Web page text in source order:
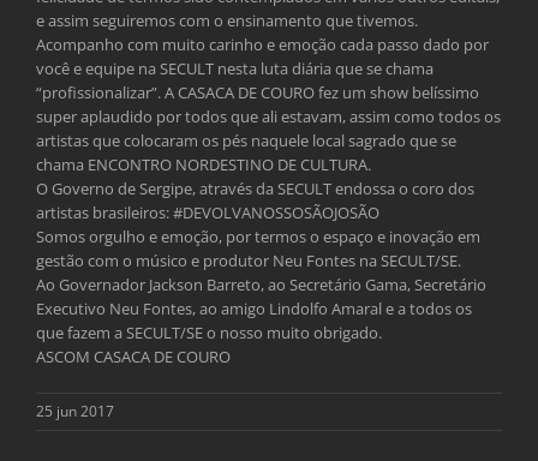
e assim seguiremos com o ensinamento que tivemos.
Acompanho com muito carinho e emoção cada passo dado por
você e equipe na SECULT nesta luta diária que se chama
“profissionalizar”. A CASACA DE COURO fez um show belíssimo
super aplaudido por todos que ali estavam, assim como todos os
artistas que colocaram os pés naquele local sagrado que se
chama ENCONTRO NORDESTINO DE CULTURA.
O Governo de Sergipe, através da SECULT endossa o coro dos
artistas brasileiros:#DEVOLVANOSSOSÃOJOSÃO
Somos orgulho e emoção, por termos o espaço e inovação em
gestão com o músico e produtor Neu Fontes na SECULT/SE.
Ao Governador Jackson Barreto, ao Secretário Gama, Secretário
Executivo Neu Fontes, ao amigo Lindolfo Amaral e a todos os
que fazem a SECULT/SE o nosso muito obrigado.
ASCOM CASACA DE COURO
25 jun 2017